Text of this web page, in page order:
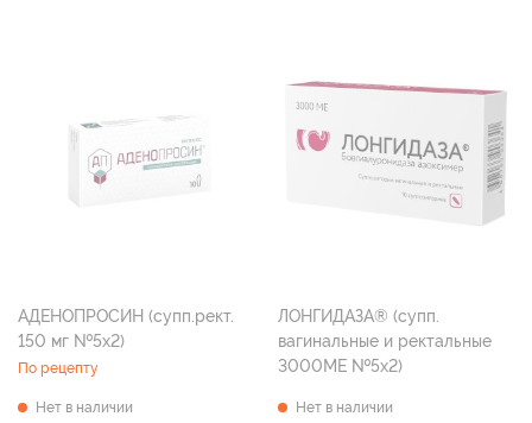
АДЕНОПРОСИН (супп.рект.
150 мг №5х2)
По рецепту
Нет в наличии
ЛОНГИДАЗА® (супп.
вагинальные и ректальные
3000МЕ №5х2)
Нет в наличии